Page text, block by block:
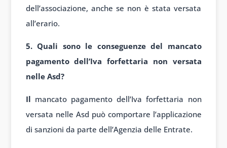
dell’associazione, anche se non è stata versata
all’erario.
5. Quali sono le conseguenze del mancato
pagamento dell’Iva forfettaria non versata
nelle Asd?
Il mancato pagamento dell’Iva forfettaria non
versata nelle Asd può comportare l’applicazione
di sanzioni da parte dell’Agenzia delle Entrate.